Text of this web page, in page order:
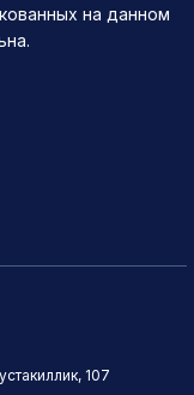
на данном
107